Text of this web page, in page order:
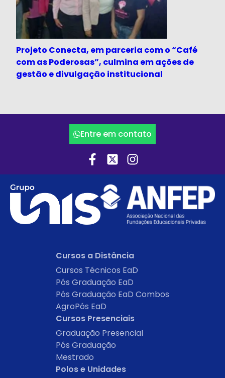
Projeto Conecta, em parceria com o “Café
com as Poderosas”, culmina em ações de
gestão e divulgação institucional
Entre em contato
Cursos a Distância
Cursos Técnicos EaD
Pós Graduação EaD
Pós Graduação EaD Combos
AgroPós EaD
Cursos Presenciais
Graduação Presencial
Pós Graduação
Mestrado
Polos e Unidades